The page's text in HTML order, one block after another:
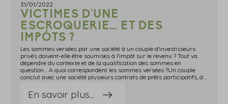
31/01/2022
VICTIMES D'UNE
ESCROQUERIE… ET DES
IMPÔTS ?
Les sommes versées par une société à un couple d'investisseurs
privés doivent-elle être soumises à l'impôt sur le revenu ? Tout va
dépendre du contexte et de la qualification des sommes en
question… A quoi correspondent les sommes versées ?Un couple
conclut avec une société plusieurs contrats de prêts participatifs, destinés à financer des campagnes publicitaires télévisuelles, en contrepartie desquels ils pouvaient espérer une rémunération des sommes prêtées (fixée entre 8 et 30 % selon le contrat).Pendant quelques années, la société leur a versé des sommes d'argent qui ont été soumises à l'impôt sur le revenu dans la catégorie des revenus de capitaux mobiliers, l'administration considérant qu'elles correspondaient aux intérêts générés par les investissements du couple.Sauf que le couple va finir par découvrir qu'il a en réalité été victime d'une escroquerie du type « pyramide de Ponzi ».Le gérant de la société a, en effet, reconnu avoir commis une escroquerie qui consistait à emprunter des sommes d'argent, non pas pour financer des campagnes publicitaires, mais pour rembourser les premiers investisseurs, jusqu'à l'effondrement du système.Lors de ces aveux, il a également avoué que les sommes versées au couple, présentées comme des intérêts de leurs investissements, correspondaient en fait à de simples remboursements de leurs investissements initiaux.Une circonstance qui fait dire au couple que ces sommes n'auraient pas dû être soumises à l'impôt… Ce que confirme le juge.Source : Arrêt de la Cour administrative d'appel de Paris du 23 décembre 2021, n°20PA02599Victimes d'une escroquerie… et des impôts ? © Copyright WebLex - 2022
En savoir plus...